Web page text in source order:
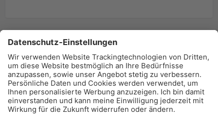
BAU-Index Newsletter
Erhalten Sie regelmäßig Benachrichtigungen zu den